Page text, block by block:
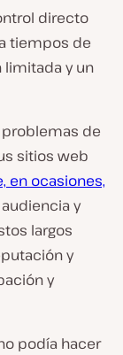
directo
tiempos de
limitada y un
de
sitios web
en ocasiones,
y
largos
y
y
podía hacer